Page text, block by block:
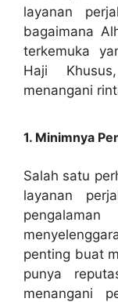
layanan
bagaimana
terkemuka
Haji
menangani
1. Minimnya
Salah satu
layanan
penting buat
punya
menangani